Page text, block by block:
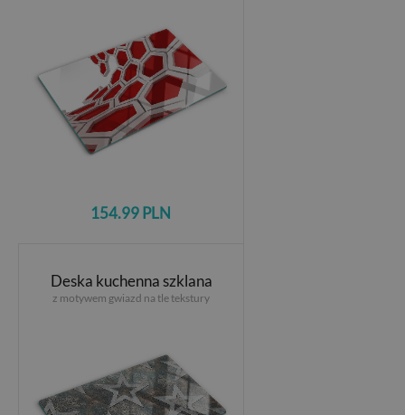
154.99 PLN
Deska kuchenna szklana
z motywem gwiazd na tle tekstury